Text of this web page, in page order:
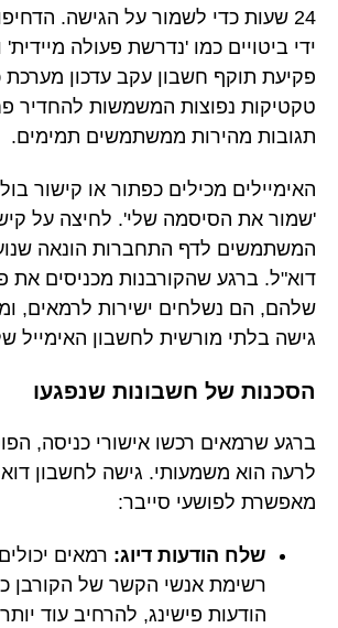
24 שעות כדי לשמור על הגישה.
ידי ביטויים כמו 'נדרשת פעולה מיידית'
פקיעת תוקף חשבון עקב עדכון מערכת
טקטיקות נפוצות המשמשות להחדיר
תגובות מהירות ממשתמשים תמימים.
האימיילים מכילים כפתור או קישור
'שמור את הסיסמה שלי'. לחיצה על
המשתמשים לדף התחברות הונאה
דוא"ל. ברגע שהקורבנות מכניסים את
שלהם, הם נשלחים ישירות לרמאים,
גישה בלתי מורשית לחשבון האימייל
הסכנות של חשבונות שנפגעו
ברגע שרמאים רכשו אישורי כניסה,
לרעה הוא משמעותי. גישה לחשבון
מאפשרת לפושעי סייבר:
שלח הודעות דיוג: רמאים
רשימת אנשי הקשר של הקורבן
הודעות פישינג, להרחיב עוד